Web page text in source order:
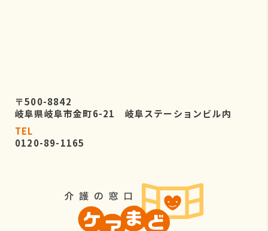
〒500-8842
岐阜県岐阜市金町6-21 岐阜ステーションビル内
TEL
0120-89-1165